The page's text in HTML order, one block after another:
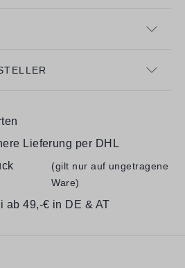
Lieferung per DHL
(gilt nur auf ungetragene
Ware)
ab 49,-€ in DE & AT